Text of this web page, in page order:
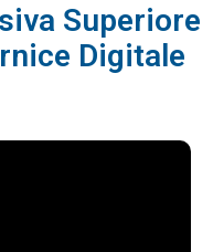
Superiore
Digitale